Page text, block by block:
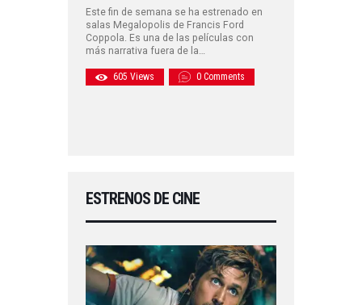
Este fin de semana se ha estrenado en
salas Megalopolis de Francis Ford
Coppola. Es una de las películas con
más narrativa fuera de la…
605 Views 0 Comments
ESTRENOS DE CINE